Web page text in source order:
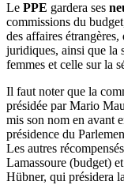
Le PPE gardera ses
commissions du
des affaires
juridiques, ainsi que la
femmes et celle sur la
Il faut noter que la
présidée par Mario
mis son nom en avant
présidence du
Les autres
Lamassoure (budget)
Hübner, qui présidera